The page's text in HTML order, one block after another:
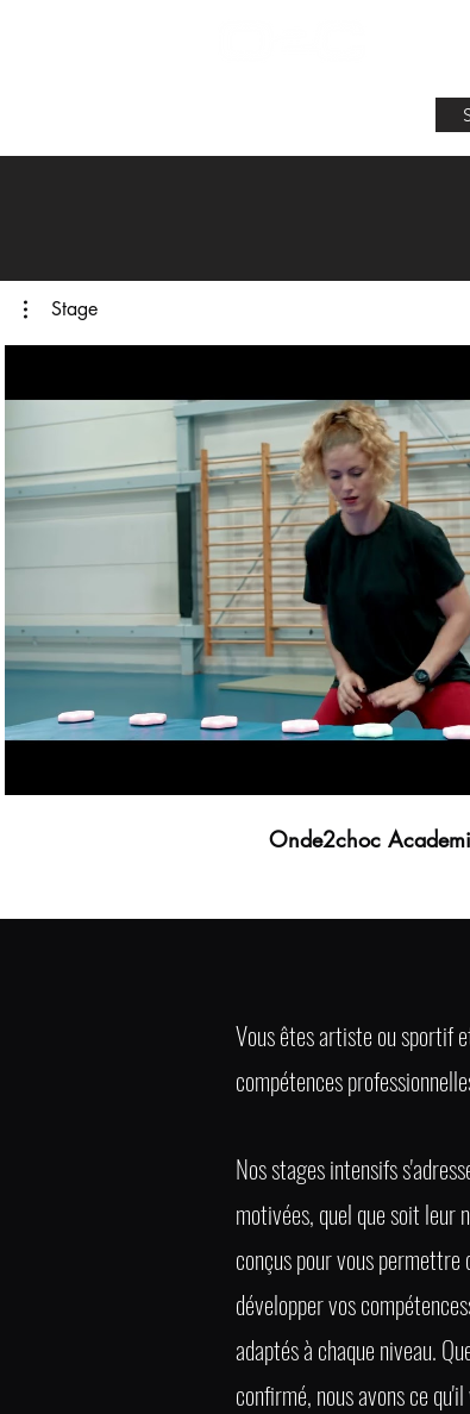
Stage
Lire la
Onde2choc
​Vous êtes artiste ou sportif
compétences
Nos stages intensifs
motivées, quel que soit leur
conçus pour vous
développer vos
adaptés à chaque niveau.
confirmé, nous avons ce